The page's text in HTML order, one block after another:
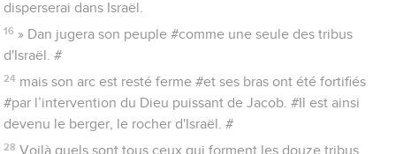
disperserai dans Israël.
16 » Dan jugera son peuple #comme une seule des tribus
d'Israël. #
24 mais son arc est resté ferme #et ses bras ont été fortifiés
#par l’intervention du Dieu puissant de Jacob. #Il est ainsi
devenu le berger, le rocher d'Israël. #
28 Voilà quels sont tous ceux qui forment les douze tribus